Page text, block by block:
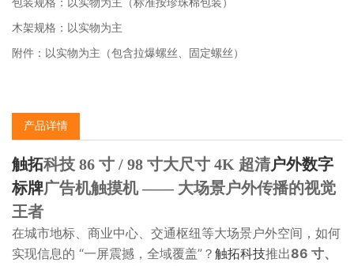
包装规格：以实物为主（标准按珍珠棉包装）
木架规格：以实物为主
附件：以实物为主（包含拉爆螺丝、固定螺丝）
产品详情
触拓科技 86 寸 / 98 寸大尺寸 4K 超清户外数字
标牌广告机触摸机 —— 大场景户外传播的视觉
王者
在城市地标、商业中心、交通枢纽等大场景户外空间，如何
实现信息的 “一屏震撼，全域覆盖”？ 触拓科技推出86 寸、